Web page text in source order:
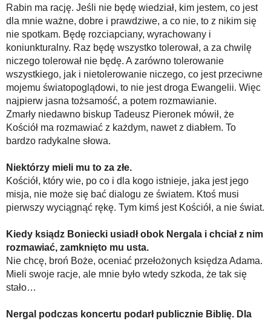
Rabin ma rację. Jeśli nie będę wiedział, kim jestem, co jest
dla mnie ważne, dobre i prawdziwe, a co nie, to z nikim się
nie spotkam. Będę rozciapciany, wyrachowany i
koniunkturalny. Raz będę wszystko tolerował, a za chwilę
niczego tolerował nie będę. A zarówno tolerowanie
wszystkiego, jak i nietolerowanie niczego, co jest przeciwne
mojemu światopoglądowi, to nie jest droga Ewangelii. Więc
najpierw jasna tożsamość, a potem rozmawianie.
Zmarły niedawno biskup Tadeusz Pieronek mówił, że
Kościół ma rozmawiać z każdym, nawet z diabłem. To
bardzo radykalne słowa.
Niektórzy mieli mu to za złe.
Kościół, który wie, po co i dla kogo istnieje, jaka jest jego
misja, nie może się bać dialogu ze światem. Ktoś musi
pierwszy wyciągnąć rękę. Tym kimś jest Kościół, a nie świat.
Kiedy ksiądz Boniecki usiadł obok Nergala i chciał z nim
rozmawiać, zamknięto mu usta.
Nie chcę, broń Boże, oceniać przełożonych księdza Adama.
Mieli swoje racje, ale mnie było wtedy szkoda, że tak się
stało…
Nergal podczas koncertu podarł publicznie Biblię. Dla